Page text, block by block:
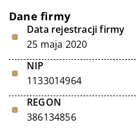
Dane firmy
Data rejestracji firmy
25 maja 2020
NIP
1133014964
REGON
386134856